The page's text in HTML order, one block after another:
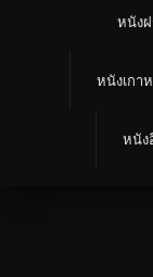
หนังฝ
หนังเกา
หนัง